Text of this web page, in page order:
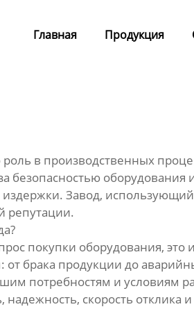
Главная Продукция
в производственных
оборудования
Завод,
репутации.
покупки оборудования,
брака продукции до
потребностям и условиям
скорость